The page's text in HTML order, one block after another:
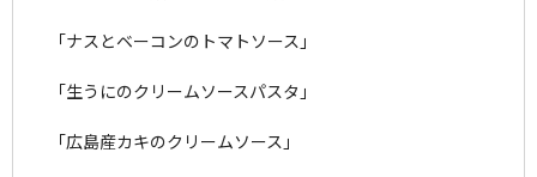
「ナスとベーコンのトマトソース」
「生うにのクリームソースパスタ」
「広島産カキのクリームソース」